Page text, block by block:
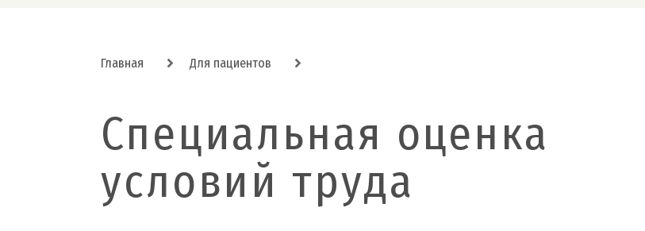
Главная Для пациентов
Специальная оценка
условий труда